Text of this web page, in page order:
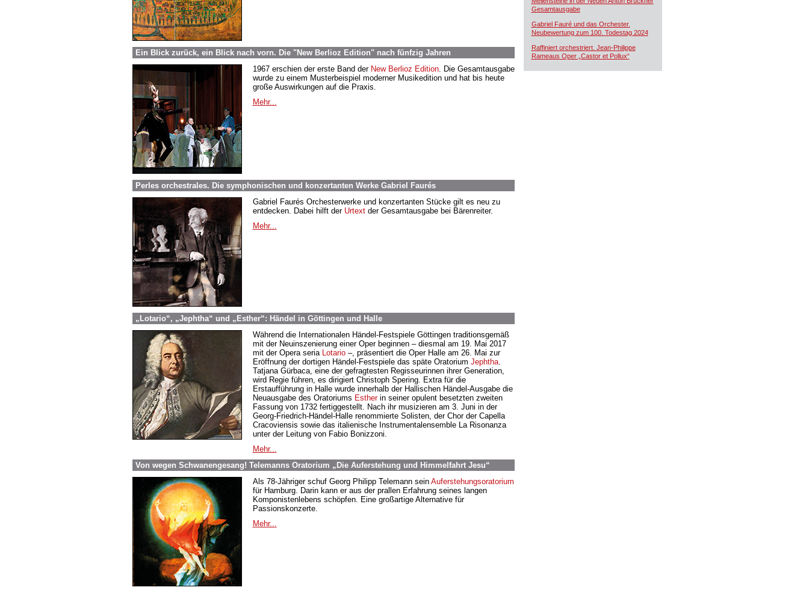
Ein Blick zurück, ein Blick nach vorn. Die "New Berlioz Edition" nach fünfzig Jahren
1967 erschien der erste Band der New Berlioz Edition. Die Gesamtausgabe
wurde zu einem Musterbeispiel moderner Musikedition und hat bis heute
große Auswirkungen auf die Praxis.
Mehr...
Perles orchestrales. Die symphonischen und konzertanten Werke Gabriel Faurés
Gabriel Faurés Orchesterwerke und konzertanten Stücke gilt es neu zu
entdecken. Dabei hilft der Urtext der Gesamtausgabe bei Bärenreiter.
Mehr...
„Lotario“, „Jephtha“ und „Esther“: Händel in Göttingen und Halle
Während die Internationalen Händel-Festspiele Göttingen traditionsgemäß
mit der Neuinszenierung einer Oper beginnen – diesmal am 19. Mai 2017
mit der Opera seria Lotario–, präsentiert die Oper Halle am 26. Mai zur
Eröffnung der dortigen Händel-Festspiele das späte Oratorium Jephtha.
Tatjana Gürbaca, eine der gefragtesten Regisseurinnen ihrer Generation,
wird Regie führen, es dirigiert Christoph Spering. Extra für die
Erstaufführung in Halle wurde innerhalb der Hallischen Händel-Ausgabe die
Neuausgabe des Oratoriums Estherin seiner opulent besetzten zweiten
Fassung von 1732 fertiggestellt. Nach ihr musizieren am 3. Juni in der
Georg-Friedrich-Händel-Halle renommierte Solisten, der Chor der Capella
Cracoviensis sowie das italienische Instrumentalensemble La Risonanza
unter der Leitung von Fabio Bonizzoni.
Mehr...
Von wegen Schwanengesang! Telemanns Oratorium „Die Auferstehung und Himmelfahrt Jesu“
Als 78-Jähriger schuf Georg Philipp Telemann sein Auferstehungsoratorium
für Hamburg. Darin kann er aus der prallen Erfahrung seines langen
Komponistenlebens schöpfen. Eine großartige Alternative für
Passionskonzerte.
Mehr...
Gesamtausgabe
Gabriel Fauré und das Orchester.
Neubewertung zum 100. Todestag 2024
Raffiniert orchestriert. Jean-Philippe
Rameaus Oper „Castor et Pollux“